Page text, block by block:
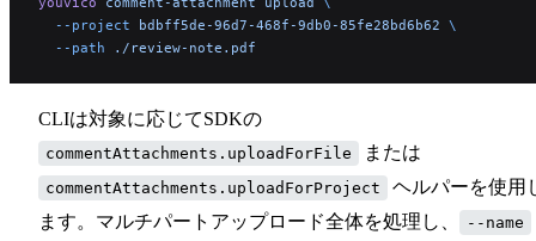
  --project
bdbff5de-96d7-468f-9db0-85fe28bd6b62 \
  --path
./review-note.pdf
CLIは対象に応じてSDKの
commentAttachments.uploadForFile または
commentAttachments.uploadForProject
ヘルパーを使用
ます。マルチパートアップロード全体を処理し、
--name